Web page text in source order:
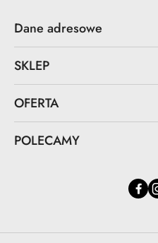
Dane adresowe
SKLEP
OFERTA
POLECAMY